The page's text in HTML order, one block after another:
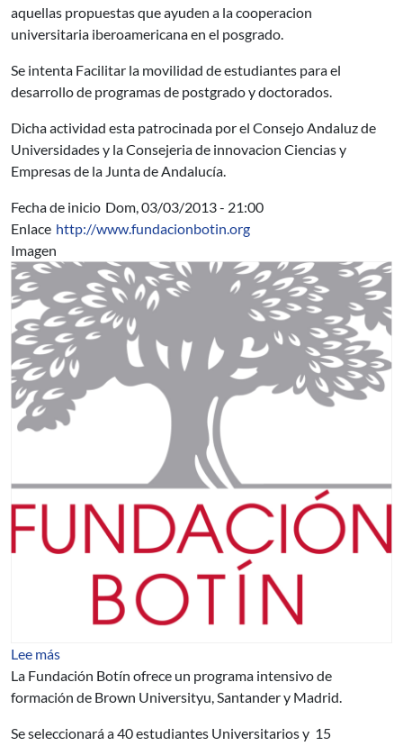
aquellas propuestas que ayuden a la cooperacion
universitaria iberoamericana en el posgrado.
Se intenta Facilitar la movilidad de estudiantes para el
desarrollo de programas de postgrado y doctorados.
Dicha actividad esta patrocinada por el Consejo Andaluz de
Universidades y la Consejeria de innovacion Ciencias y
Empresas de la Junta de Andalucía.
Fecha de inicio Dom, 03/03/2013 - 21:00
Enlace http://www.fundacionbotin.org
Imagen
Lee mássobre BECAS FUNDACIÓN BOTÍN
La Fundación Botín ofrece un programa intensivo de
formación de Brown Universityu, Santander y Madrid.
Se seleccionará a 40 estudiantes Universitarios y 15